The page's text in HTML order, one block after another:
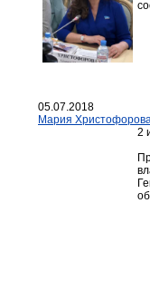
05.07.2018
Мария
2